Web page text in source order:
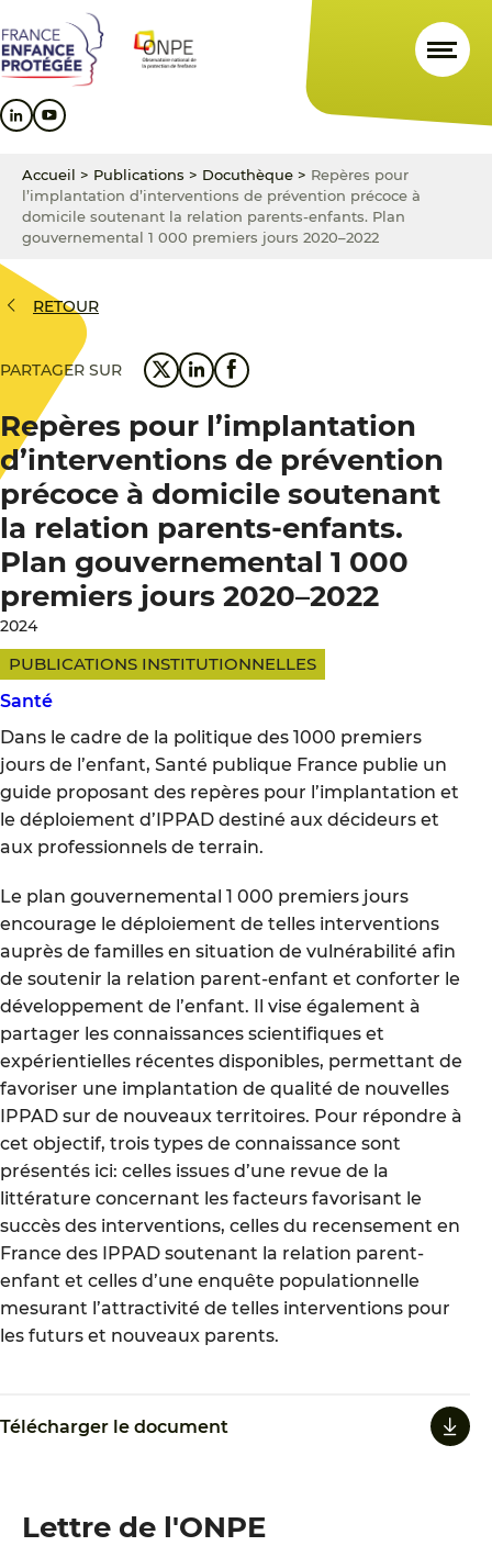
au
contenu
principal
au
menu
principal
au
pied
de
Accueil > Publications > Docuthèque > Repères pour
l’implantation d’interventions de prévention précoce à
domicile soutenant la relation parents-enfants. Plan
gouvernemental 1 000 premiers jours 2020–2022
RETOUR
PARTAGER SUR
Repères pour l’implantation
d’interventions de prévention
précoce à domicile soutenant
la relation parents-enfants.
Plan gouvernemental 1 000
premiers jours 2020–2022
2024
PUBLICATIONS INSTITUTIONNELLES
Santé
Dans le cadre de la politique des 1000 premiers
jours de l’enfant, Santé publique France publie un
guide proposant des repères pour l’implantation et
le déploiement d’IPPAD destiné aux décideurs et
aux professionnels de terrain.
Le plan gouvernemental 1 000 premiers jours
encourage le déploiement de telles interventions
auprès de familles en situation de vulnérabilité afin
de soutenir la relation parent-enfant et conforter le
développement de l’enfant. Il vise également à
partager les connaissances scientifiques et
expérientielles récentes disponibles, permettant de
favoriser une implantation de qualité de nouvelles
IPPAD sur de nouveaux territoires. Pour répondre à
cet objectif, trois types de connaissance sont
présentés ici: celles issues d’une revue de la
littérature concernant les facteurs favorisant le
succès des interventions, celles du recensement en
France des IPPAD soutenant la relation parent-
enfant et celles d’une enquête populationnelle
mesurant l’attractivité de telles interventions pour
les futurs et nouveaux parents.
Télécharger le document
Lettre de l'ONPE